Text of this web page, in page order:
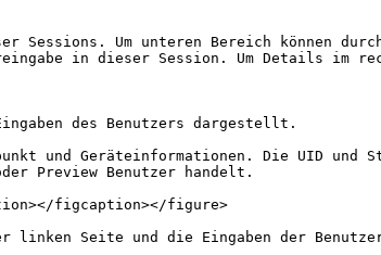
Um unteren Bereich können
in dieser Session. Um Details im
des Benutzers dargestellt.
und Geräteinformationen. Die UID
Preview Benutzer handelt.
figcaption></figure>
linken Seite und die Eingaben der